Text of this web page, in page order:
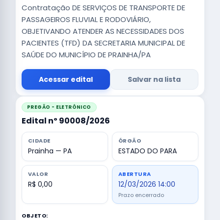
Contratação DE SERVIÇOS DE TRANSPORTE DE
PASSAGEIROS FLUVIAL E RODOVIÁRIO,
OBJETIVANDO ATENDER AS NECESSIDADES DOS
PACIENTES (TFD) DA SECRETARIA MUNICIPAL DE
SAÚDE DO MUNICÍPIO DE PRAINHA/PA
Acessar edital Salvar na lista
PREGÃO - ELETRÔNICO
Edital nº 90008/2026
CIDADE
Prainha — PA
ÓRGÃO
ESTADO DO PARA
VALOR
R$ 0,00
ABERTURA
12/03/2026 14:00
Prazo encerrado
OBJETO: